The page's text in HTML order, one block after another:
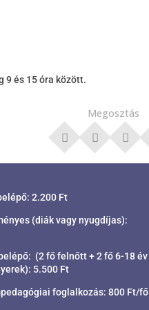
és 15 óra között.
Megosztás
2.200 Ft
(diák vagy nyugdíjas):
(2 fő felnőtt + 2 fő 6-18 év
5.500 Ft
foglalkozás: 800 Ft/fő